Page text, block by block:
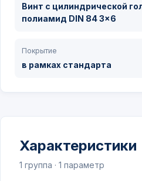
Винт с цилиндрической
полиамид DIN 84 3x6
Покрытие
в рамках стандарта
Характеристики
1 группа · 1 параметр